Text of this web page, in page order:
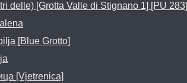
delle) [Grotta Valle di Stignano 1] [PU 283]
[Blue Grotto]
[Vjetrenica]